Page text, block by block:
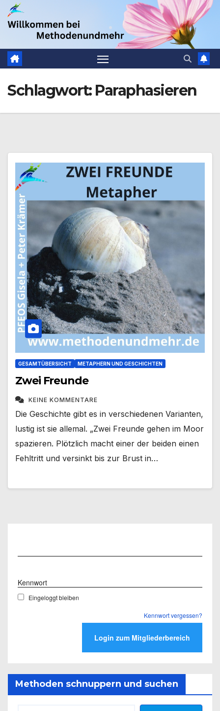
Zum
Inhalt
.
Schlagwort: Paraphasieren
GESAMTÜBERSICHT METAPHERN UND GESCHICHTEN
Zwei Freunde
KEINE KOMMENTARE
Die Geschichte gibt es in verschiedenen Varianten,
lustig ist sie allemal. „Zwei Freunde gehen im Moor
spazieren. Plötzlich macht einer der beiden einen
Fehltritt und versinkt bis zur Brust in…
Kennwort
Eingeloggt bleiben
Kennwort vergessen?
Methoden schnuppern und suchen